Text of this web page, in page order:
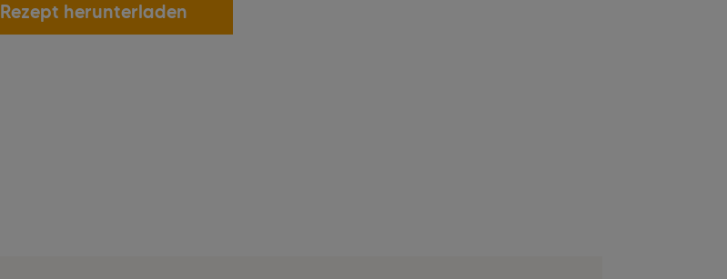
Rezept herunterladen